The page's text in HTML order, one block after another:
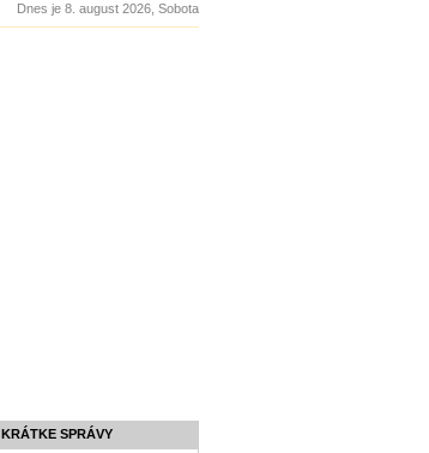
Dnes je 8. august 2026, Sobota
KRÁTKE SPRÁVY